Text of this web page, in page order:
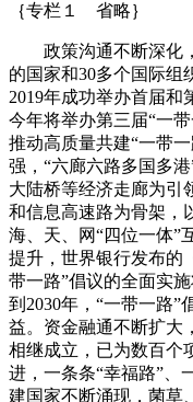
｛专栏１ 省略｝
政策沟通不断深化，
的国家和30多个国际组
2019年成功举办首届和
今年将举办第三届“一
推动高质量共建“一带
强，“六廊六路多国多
大陆桥等经济走廊为引
和信息高速路为骨架，
海、天、网“四位一体”
提升，世界银行发布的
带一路”倡议的全面实
到2030年，“一带一路”
益。资金融通不断扩大
相继成立，已为数百个
进，一条条“幸福路”、
建国家不断涌现，菌草